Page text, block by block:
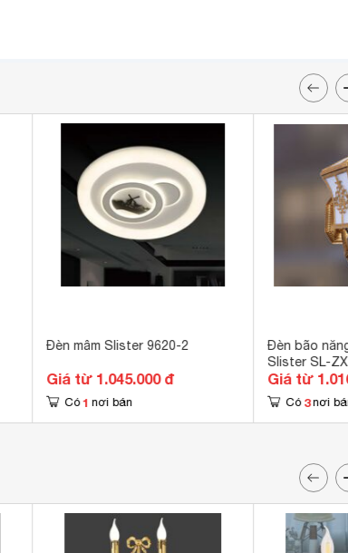
Đèn mâm Slister 9620-2
Giá từ 1.045.000 đ
Có 1 nơi bán
Đèn bão
Slister SL-
Giá từ
Có 3 nơi